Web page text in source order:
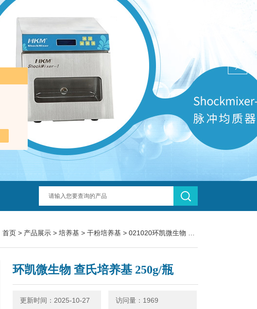
首页 > 产品展示 > 培养基 > 干粉培养基 > 021020环凯微生物 查氏培养基 250g/瓶
环凯微生物 查氏培养基 250g/瓶
更新时间：2025-10-27 访问量：1969